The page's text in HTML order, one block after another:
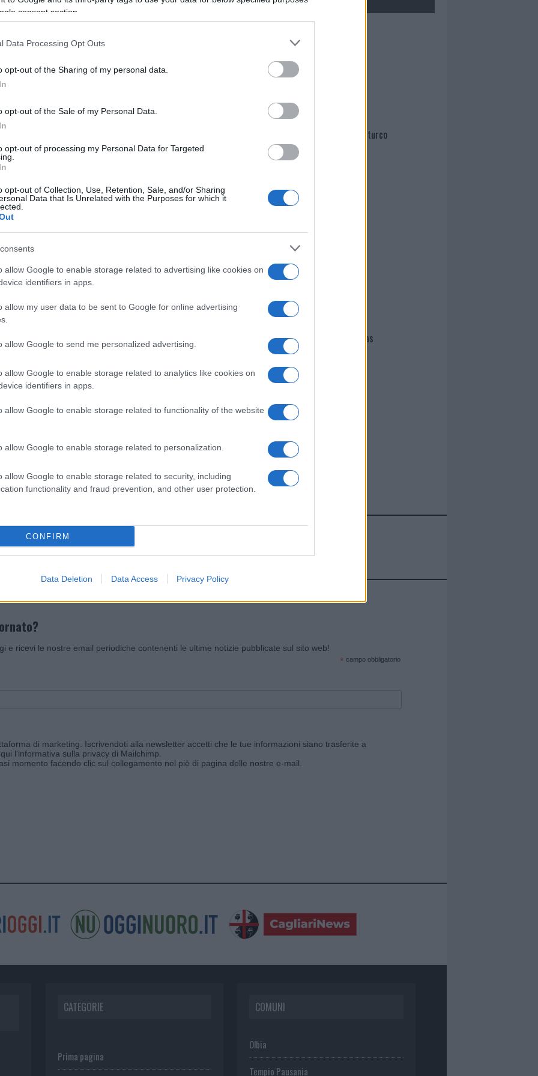
consent section.
Data Processing Opt Outs
opt-out of the Sharing of my personal data.
opt-out of the Sale of my Personal Data.
opt-out of processing my Personal Data for Targeted
opt-out of Collection, Use, Retention, Sale, and/or Sharing
Data that Is Unrelated with the Purposes for which it
allow Google to enable storage related to advertising like cookies on
identifiers in apps.
allow my user data to be sent to Google for online advertising
allow Google to send me personalized advertising.
allow Google to enable storage related to analytics like cookies on
identifiers in apps.
allow Google to enable storage related to functionality of the website
allow Google to enable storage related to personalization.
allow Google to enable storage related to security, including
functionality and fraud prevention, and other user protection.
CONFIRM
Data Deletion Data Access Privacy Policy
di catering che se ne occuperà, quali
suo bouquet, indicando anche il loro
di colore bianco, soprattutto se si
l’abito. I bicchieri dovranno essere
dei semplici calici in vetro
essere naturalmente d’argento.
di GalluraOggi.it
i tuoi video e le tue foto
+39 345 356 7512
news da
Prossimo articolo
Martina Agostina Diturco
I nostri cari
Giovannimaria Cabras
Invia un Comunicato Stampa
e ricevi le nostre email periodiche contenenti le ultime notizie pubblicate sul sito web!
* campo obbligatorio
di marketing. Iscrivendoti alla newsletter accetti che le tue informazioni siano trasferite a
l'informativa sulla privacy di Mailchimp
momento facendo clic sul collegamento nel piè di pagina delle nostre e-mail.
CATEGORIE
Prima pagina
COMUNI
Olbia
Tempio Pausania